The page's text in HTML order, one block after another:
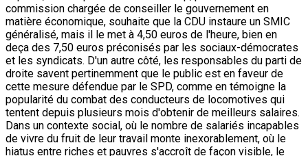
commission chargée de conseiller le gouvernement en
matière économique, souhaite que la CDU instaure un SMIC
généralisé, mais il le met à 4,50 euros de l'heure, bien en
deça des 7,50 euros préconisés par les sociaux-démocrates
et les syndicats. D'un autre côté, les responsables du parti de
droite savent pertinemment que le public est en faveur de
cette mesure défendue par le SPD, comme en témoigne la
popularité du combat des conducteurs de locomotives qui
tentent depuis plusieurs mois d'obtenir de meilleurs salaires.
Dans un contexte social, où le nombre de salariés incapables
de vivre du fruit de leur travail monte inexorablement, où le
hiatus entre riches et pauvres s'accroît de façon visible, le